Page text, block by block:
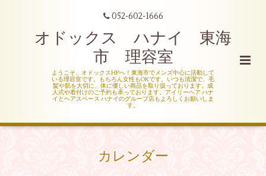
052-602-1666
オドックス ハナイ 東海
市 理容室
ようこそ、オドックスHPへ！東海市でメンズ中心に活動して
いる理容室です。もちろん女性もOKです。いつも清潔で、毛
髪や肌を大切に、体に優しい商品を取り扱っております。成
人式や着付けのご予約も承っております。アイリーヘア ハナ
イとヘアスペース ハナイのグループ店もよろしくお願いしま
す。
カレンダー